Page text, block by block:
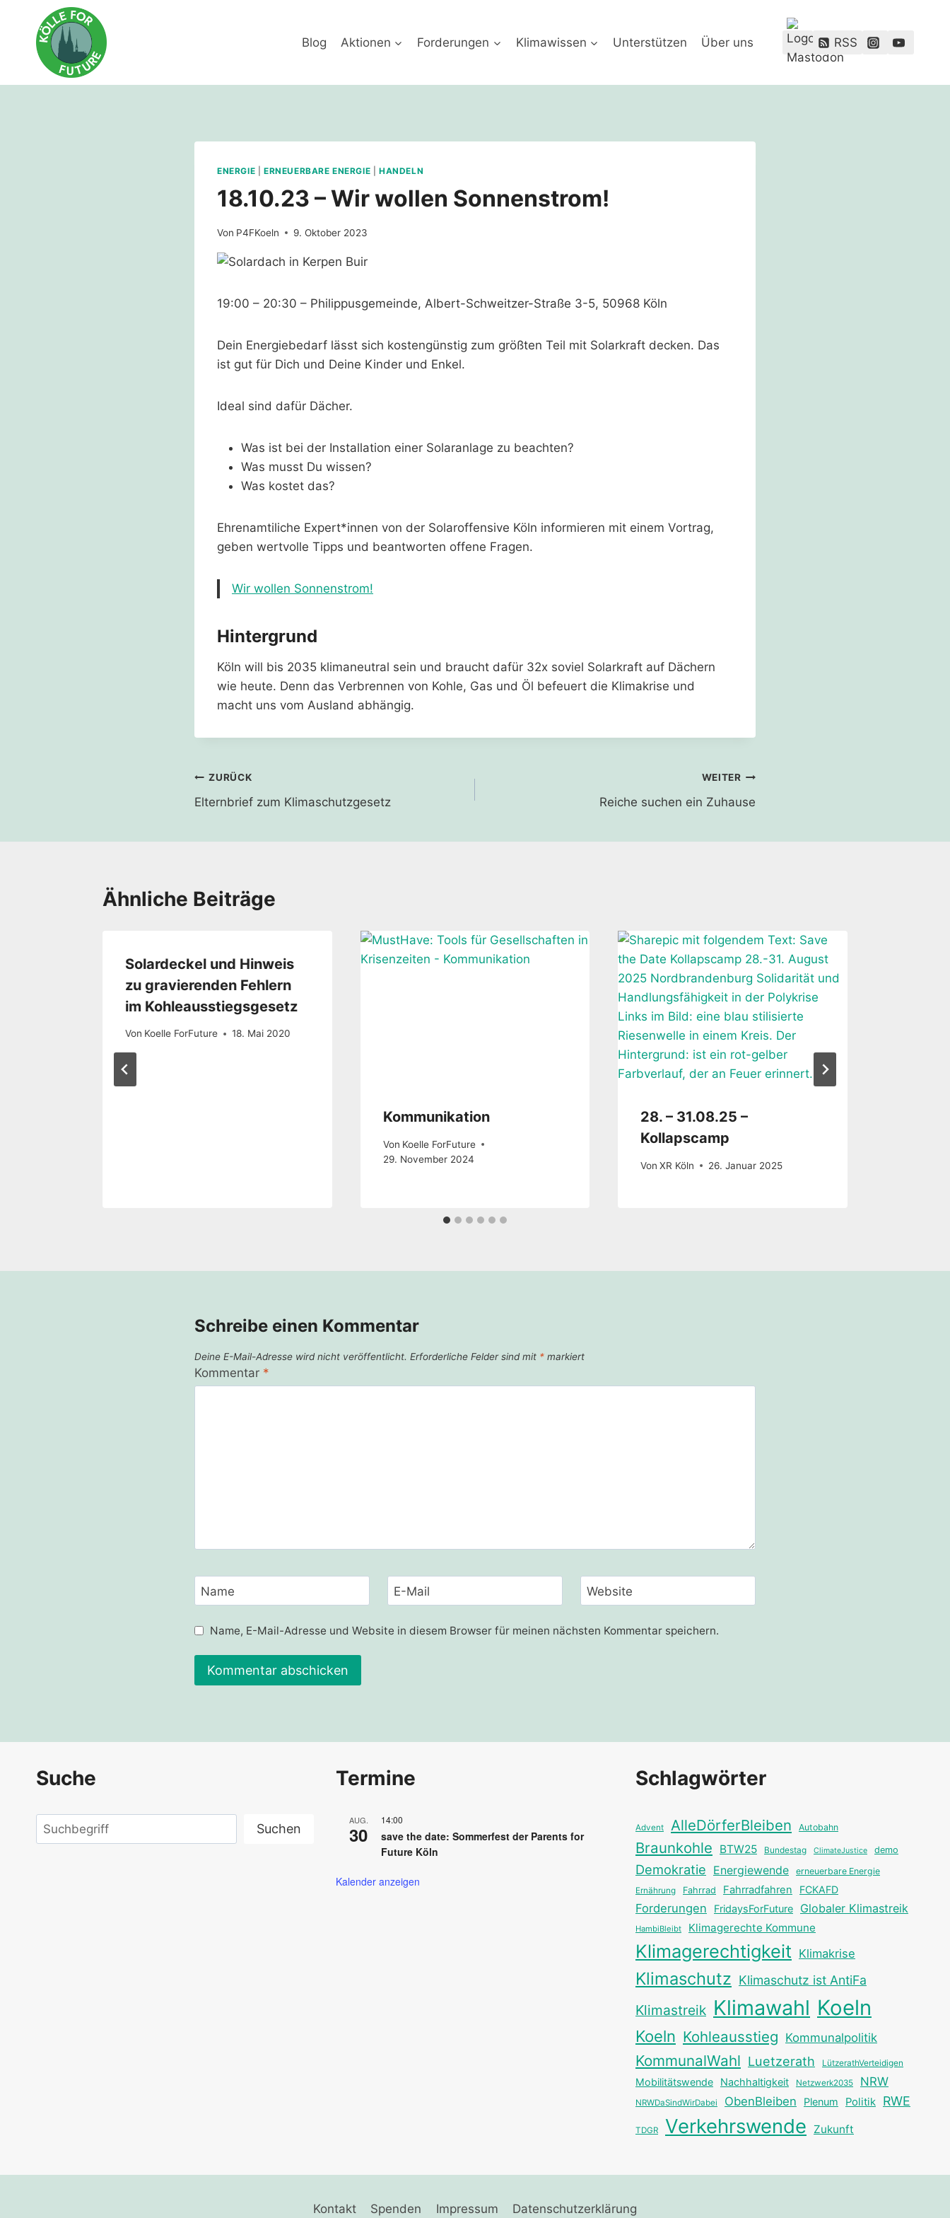
springen
Blog Aktionen Forderungen Klimawissen Unterstützen Über uns RSS
ENERGIE ERNEUERBARE ENERGIE |HANDELN
18.10.23 – Wir wollen Sonnenstrom!
Von P4FKoeln 9. Oktober 2023
19:00 – 20:30 – Philippusgemeinde, Albert-Schweitzer-Straße 3-5, 50968 Köln
Dein Energiebedarf lässt sich kostengünstig zum größten Teil mit Solarkraft decken. Das
ist gut für Dich und Deine Kinder und Enkel.
Ideal sind dafür Dächer.
Was ist bei der Installation einer Solaranlage zu beachten?
Was musst Du wissen?
Was kostet das?
Ehrenamtiliche Expert*innen von der Solaroffensive Köln informieren mit einem Vortrag,
geben wertvolle Tipps und beantworten offene Fragen.
Wir wollen Sonnenstrom!
Hintergrund
Köln will bis 2035 klimaneutral sein und braucht dafür 32x soviel Solarkraft auf Dächern
wie heute. Denn das Verbrennen von Kohle, Gas und Öl befeuert die Klimakrise und
macht uns vom Ausland abhängig.
Beitragsnavigation
ZURÜCK
Elternbrief zum Klimaschutzgesetz
WEITER
Reiche suchen ein Zuhause
Ähnliche Beiträge
Solardeckel und Hinweis
zu gravierenden Fehlern
im Kohleausstiegsgesetz
Von Koelle ForFuture 18. Mai 2020
Kommunikation
Von Koelle ForFuture
29. November 2024
28. – 31.08.25 –
Kollapscamp
Von XR Köln 26. Januar 2025
Schreibe einen Kommentar
Deine E-Mail-Adresse wird nicht veröffentlicht. Erforderliche Felder sind mit * markiert
Kommentar *
Name E-Mail Website
Name, E-Mail-Adresse und Website in diesem Browser für meinen nächsten Kommentar speichern.
Suche
Suchen Suchen
Termine
AUG.
30
14:00
save the date: Sommerfest der Parents for
Future Köln
Kalender anzeigen
Schlagwörter
Advent AlleDörferBleiben Autobahn
Braunkohle BTW25 Bundestag ClimateJustice demo
Demokratie Energiewende erneuerbare Energie
Ernährung Fahrrad Fahrradfahren FCKAFD
Forderungen FridaysForFuture Globaler Klimastreik
HambiBleibt Klimagerechte Kommune
Klimagerechtigkeit Klimakrise
Klimaschutz Klimaschutz ist AntiFa
Klimastreik Klimawahl Koeln
Koeln Kohleausstieg Kommunalpolitik
KommunalWahl Luetzerath LützerathVerteidigen
Mobilitätswende Nachhaltigkeit Netzwerk2035 NRW
NRWDaSindWirDabei ObenBleiben Plenum Politik RWE
TDGR Verkehrswende Zukunft
Kontakt Spenden Impressum Datenschutzerklärung